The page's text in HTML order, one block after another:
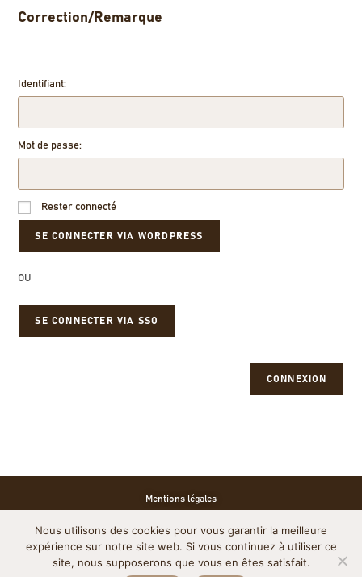
Correction/Remarque
Identifiant:
Mot de passe:
Rester connecté
OU
SE CONNECTER VIA SSO
CONNEXION
Mentions légales
Politique de cookies
Nous utilisons des cookies pour vous garantir la meilleure
expérience sur notre site web. Si vous continuez à utiliser ce
site, nous supposerons que vous en êtes satisfait.